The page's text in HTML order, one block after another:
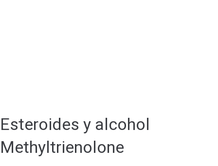
Esteroides y alcohol
Methyltrienolone